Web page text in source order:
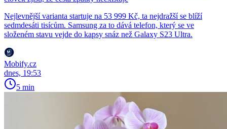
Nejlevnější varianta startuje na 53 999 Kč, ta nejdražší se blíží
sedmdesáti tisícům. Samsung za to dává telefon, který se ve
složeném stavu vejde do kapsy snáz než Galaxy S23 Ultra.
Mobify.cz
dnes, 19:53
5 min